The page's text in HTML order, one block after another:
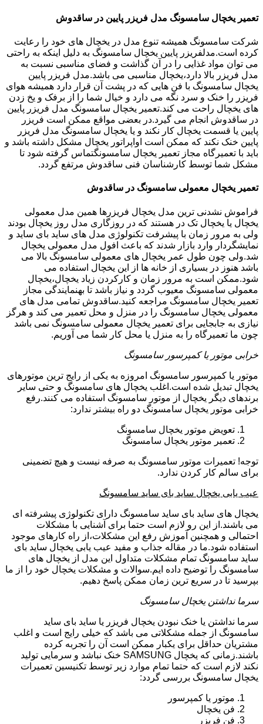
تعمیر یخچال سامسونگ مدل فریزر پایین در ساقدوش
شرکت سامسونگ همیشه تنوع مدل در یخچال های خود را رعایت
کرده است.مدلفریزر پایین یخچال سامسونگ به دلیل اینکه به راحتی
می توان مواد غذایی را در آن گذاشت و فضای مناسبی نسبت به
مدل فریزر بالا دارد،یخچال مناسبی می باشد.مدل فریزر پایین
یخچال سامسونگ با فن هایی که در پشت آن قرار دارد همیشه هوای
فریزر را خنک و سرد نگه می دارد و خیال شما را از برفک و یخ زدن
های یخچال راحت می کند.تعمیر یخچال سامسونگ مدل فریزر پایین
در ساقدوش انجام می گیرد.در بعضی مواقع ممکن است فریزر
پایین یا قسمت یخچال کار نکند و یا یخچال سامسونگ مدل فریزر
پایین خنک نکند که ممکن است اواپراتور یخچال مشکل داشته باشد و
باید با تعمیرگاه مجاز تعمیر یخچال سامسونگتماس گرفته شود تا
مشکل شما توسط کارشناسان فنی ساقدوش مرتفع گردد.
تعمیر یخچال معمولی سامسونگ در ساقدوش
فراموش نشدنی ترین مدل یخچال فریزرها همین مدل معمولی
یخچال یا یخچال تک در هستند که در روزگاری مدل روز یخچال بودند
ولی به مرور زمان با پیشرفت تکنولوژی مدل های ساید بای ساید و
نمایشگردار وارد بازار شدند که باعث افول مدل معمولی یخچال
شد.ولی چون طول عمر یخچال های معمولی سامسونگ بالا می
باشد هنوز در بسیاری از خانه ها از این یخچال استفاده می
شود.ممکن است به مرور زمان و کارکردن زیاد یخچال،یخچال
معمولی سامسونگ معیوب گردد و نیاز باشد تا بهنمایندگی مجاز
تعمیر یخچال سامسونگ مراجعه کنید.ساقدوش تمامی مدل های
معمولی یخچال سامسونگ را در منزل و محل تعمیر می کند و هرگز
نیازی به جابجایی برای تعمیر یخچال معمولی سامسونگ نمی باشد
چون ما تعمیرگاه را به منزل یا محل کار شما می آوریم.
خرابی موتور یا کمپرسور سامسونگ
موتور یا کمپرسور سامسونگ امروزه به یکی از رایج ترین موتورهای
یخچال تبدیل شده است.اغلب یخچال های سامسونگ و حتی سایر
برندهای دیگر یخچال از موتور سامسونگ استفاده می کنند.رفع
خرابی موتور یخچال سامسونگ دو راه بیشتر ندارد:
تعویض موتور یخچال سامسونگ
تعمیر موتور یخچال سامسونگ
توجه! تعمیرات موتور سامسونگ به صرفه نیست و هیچ تضمینی
برای سالم کار کردن ندارد.
عیب یابی یخچال ساید بای ساید سامسونگ
یخچال های ساید بای ساید سامسونگ دارای تکنولوژی پیشرفته ای
می باشند.از این رو لازم است حتما برای آشنایی با مشکلات
احتمالی و همچنین آموزش رفع این مشکلات،از راه کارهای موجود
استفاده شود.ما در مقاله جذاب و مفید عیب یابی یخچال ساید بای
ساید سامسونگ تمام مشکلات متداول این مدل از یخچال های
سامسونگ را توضیح داده ایم.سوالات و مشکلات یخچال خود را از ما
بپرسید تا در سریع ترین زمان ممکن پاسخ دهیم.
سرما نداشتن یخچال سامسونگ
سرما نداشتن یا خنک نبودن یخچال فریزر یا ساید بای ساید
سامسونگ از جمله مشکلاتی می باشد که خیلی رایج است و اغلب
مشتریان حداقل برای یکبار ممکن است آن را تجربه کرده
باشند.زمانی که یخچال SAMSUNG خنک نباشد و سرمایی تولید
نکند لازم است که حتما تمام موارد زیر توسط تکنیسین تعمیرات
یخچال سامسونگ بررسی گردد:
موتور یا کمپرسور
فن یخچال
فن فریزر